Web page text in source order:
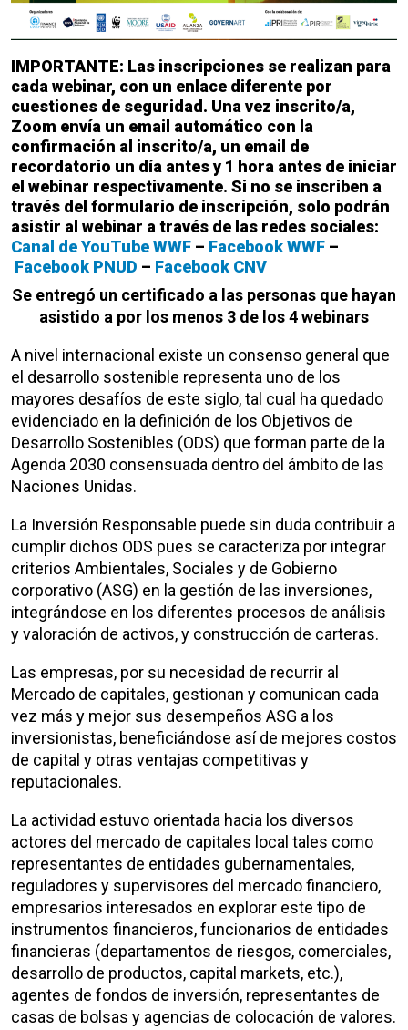
IMPORTANTE: Las inscripciones se realizan para
cada webinar, con un enlace diferente por
cuestiones de seguridad. Una vez inscrito/a,
Zoom envía un email automático con la
confirmación al inscrito/a, un email de
recordatorio un día antes y 1 hora antes de iniciar
el webinar respectivamente. Si no se inscriben a
través del formulario de inscripción, solo podrán
asistir al webinar a través de las redes sociales:
Canal de YouTube WWF – Facebook WWF –
Facebook PNUD – Facebook CNV
Se entregó un certificado a las personas que hayan
asistido a por los menos 3 de los 4 webinars
A nivel internacional existe un consenso general que
el desarrollo sostenible representa uno de los
mayores desafíos de este siglo, tal cual ha quedado
evidenciado en la definición de los Objetivos de
Desarrollo Sostenibles (ODS) que forman parte de la
Agenda 2030 consensuada dentro del ámbito de las
Naciones Unidas.
La Inversión Responsable puede sin duda contribuir a
cumplir dichos ODS pues se caracteriza por integrar
criterios Ambientales, Sociales y de Gobierno
corporativo (ASG) en la gestión de las inversiones,
integrándose en los diferentes procesos de análisis
y valoración de activos, y construcción de carteras.
Las empresas, por su necesidad de recurrir al
Mercado de capitales, gestionan y comunican cada
vez más y mejor sus desempeños ASG a los
inversionistas, beneficiándose así de mejores costos
de capital y otras ventajas competitivas y
reputacionales.
La actividad estuvo orientada hacia los diversos
actores del mercado de capitales local tales como
representantes de entidades gubernamentales,
reguladores y supervisores del mercado financiero,
empresarios interesados en explorar este tipo de
instrumentos financieros, funcionarios de entidades
financieras (departamentos de riesgos, comerciales,
desarrollo de productos, capital markets, etc.),
agentes de fondos de inversión, representantes de
casas de bolsas y agencias de colocación de valores.